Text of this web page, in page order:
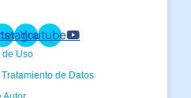
Youtube
Uso
de Datos